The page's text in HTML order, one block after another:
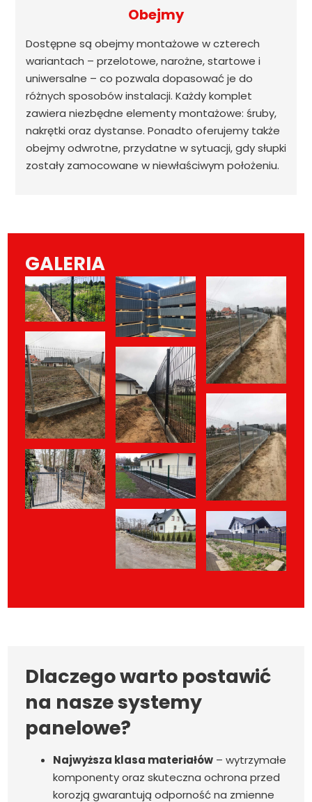
Obejmy
Dostępne są obejmy montażowe w czterech
wariantach – przelotowe, narożne, startowe i
uniwersalne – co pozwala dopasować je do
różnych sposobów instalacji. Każdy komplet
zawiera niezbędne elementy montażowe: śruby,
nakrętki oraz dystanse. Ponadto oferujemy także
obejmy odwrotne, przydatne w sytuacji, gdy słupki
zostały zamocowane w niewłaściwym położeniu.
GALERIA
Dlaczego warto postawić
na nasze systemy
panelowe?
Najwyższa klasa materiałów – wytrzymałe
komponenty oraz skuteczna ochrona przed
korozją gwarantują odporność na zmienne